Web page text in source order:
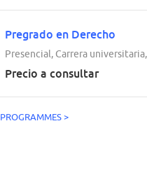
Pregrado en Derecho
Presencial, Carrera
Precio a consultar
>